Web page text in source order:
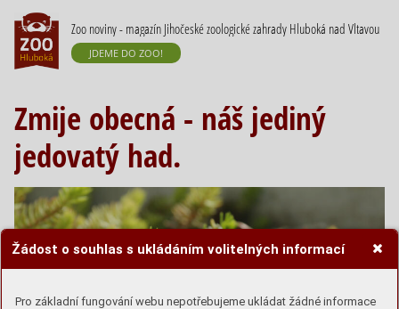
Žádost o souhlas s ukládáním volitelných informací
Pro základní fungování webu nepotřebujeme ukládat žádné informace
Zoo noviny - magazín Jihočeské zoologické zahrady Hluboká nad Vltavou
JDEME DO ZOO!
Zmije obecná - náš jediný
jedovatý had.